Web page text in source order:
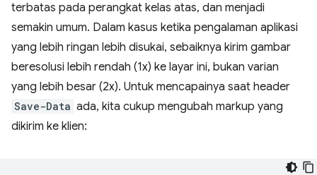
terbatas pada perangkat kelas atas, dan menjadi
semakin umum. Dalam kasus ketika pengalaman aplikasi
yang lebih ringan lebih disukai, sebaiknya kirim gambar
beresolusi lebih rendah (1x) ke layar ini, bukan varian
yang lebih besar (2x). Untuk mencapainya saat header
Save-Data ada, kita cukup mengubah markup yang
dikirim ke klien: